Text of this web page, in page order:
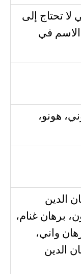
لا تحتاج إلى
الاسم في
هونو،
الدين
برهان غنام،
واني،
الدين